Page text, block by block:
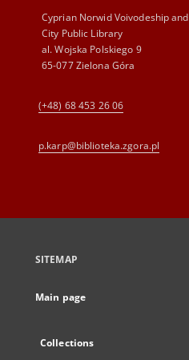
Cyprian Norwid Voivodeship and
City Public Library
al. Wojska Polskiego 9
65-077 Zielona Góra
(+48) 68 453 26 06
p.karp@biblioteka.zgora.pl
SITEMAP
Main page
Collections